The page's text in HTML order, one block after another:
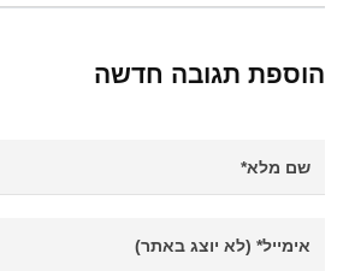
הוספת תגובה חדשה